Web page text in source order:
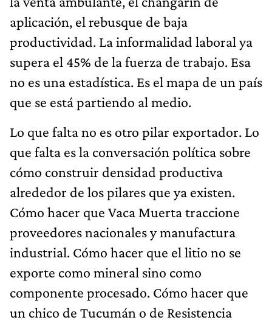
aplicación, el rebusque de baja
productividad. La informalidad laboral ya
supera el 45% de la fuerza de trabajo. Esa
no es una estadística. Es el mapa de un país
que se está partiendo al medio.
Lo que falta no es otro pilar exportador. Lo
que falta es la conversación política sobre
cómo construir densidad productiva
alrededor de los pilares que ya existen.
Cómo hacer que Vaca Muerta traccione
proveedores nacionales y manufactura
industrial. Cómo hacer que el litio no se
exporte como mineral sino como
componente procesado. Cómo hacer que
un chico de Tucumán o de Resistencia